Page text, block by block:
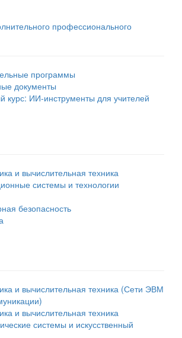
профессионального
программы
документы
курс: ИИ‑инструменты для учителей
и вычислительная техника
системы и технологии
безопасность
и вычислительная техника (Сети ЭВМ
и вычислительная техника
системы и искусственный